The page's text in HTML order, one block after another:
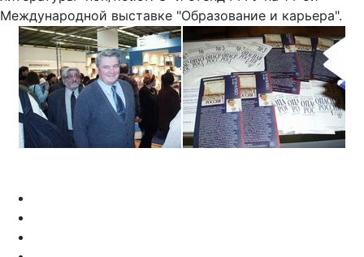
Международной выставке "Образование и карьера".